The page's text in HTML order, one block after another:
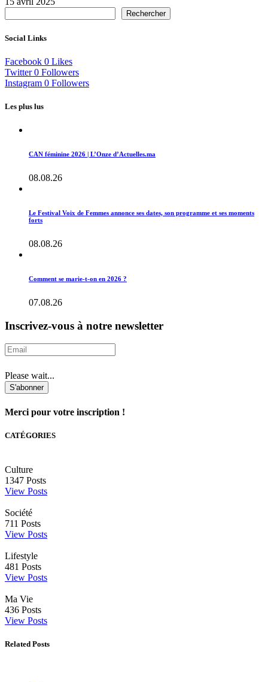
Rechercher
Social Links
Facebook 0 Likes
Twitter 0 Followers
Instagram 0 Followers
Les plus lus
CAN féminine 2026 | L’Onze d’Actuelles.ma
08.08.26
Le Festival Voix de Femmes annonce ses dates, son programme et ses moments
forts
08.08.26
Comment se marie-t-on en 2026 ?
07.08.26
Inscrivez-vous à notre newsletter
Please wait...
S'abonner
Merci pour votre inscription !
CATÉGORIES
Culture
1347 Posts
View Posts
Société
711 Posts
View Posts
Lifestyle
481 Posts
View Posts
Ma Vie
436 Posts
View Posts
Related Posts